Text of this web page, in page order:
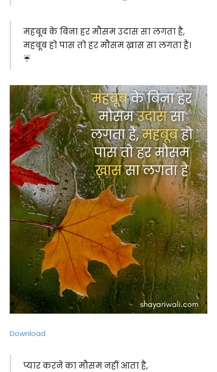
महबूब के बिना हर मौसम उदास सा लगता है,
महबूब हो पास तो हर मौसम ख़ास सा लगता है।
☔
Download
प्यार करने का मौसम नहीं आता है,